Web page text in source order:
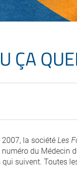
ÇA
2007, la sociétéLes
du Médecin
suivent. Toutes